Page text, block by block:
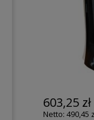
603,25 zł
490,45